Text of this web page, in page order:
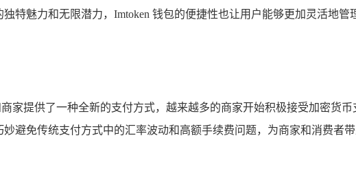
特魅力和无限潜力，Imtoken 钱包的便捷性也让用户能够更加灵活地
家提供了一种全新的支付方式，越来越多的商家开始积极接受加密货
避免传统支付方式中的汇率波动和高额手续费问题，为商家和消费者